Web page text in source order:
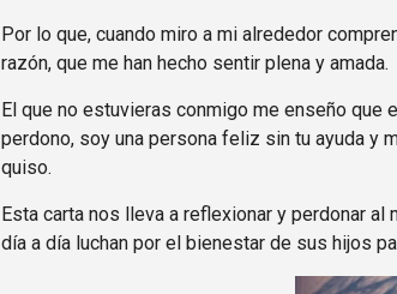
Por lo que, cuando miro a mi alrededor
razón, que me han hecho sentir plena y amada.
El que no estuvieras conmigo me enseño que
perdono, soy una persona feliz sin tu ayuda y
quiso.
Esta carta nos lleva a reflexionar y perdonar
día a día luchan por el bienestar de sus hijos